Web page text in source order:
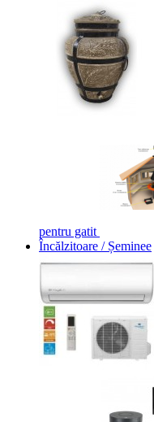
pentru gatit
Încălzitoare / Șeminee